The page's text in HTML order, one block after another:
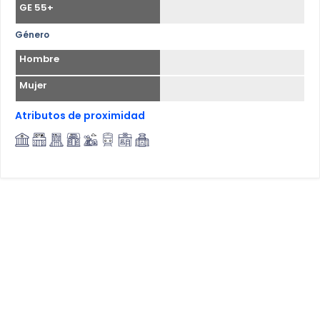
GE 55+
Género
Hombre
Mujer
Atributos de proximidad